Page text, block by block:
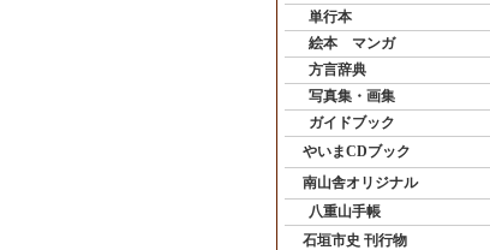
単行本
絵本 マンガ
方言辞典
写真集・画集
ガイドブック
やいまCDブック
南山舎オリジナル
八重山手帳
石垣市史 刊行物